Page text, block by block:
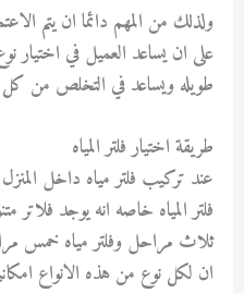
ولذلك من المهم دائما ان يتم
على ان يساعد العميل في اختيار
طويله ويساعد في التخلص من كل
طريقة اختيار فلتر المياه
عند تركيب فلتر مياه داخل
فلتر المياه خاصه انه يوجد فلاتر
ثلاث مراحل وفلتر مياه خمس
ان لكل نوع من هذه الانواع